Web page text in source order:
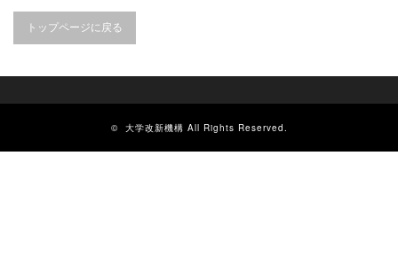
トップページに戻る
© 大学改新機構 All Rights Reserved.